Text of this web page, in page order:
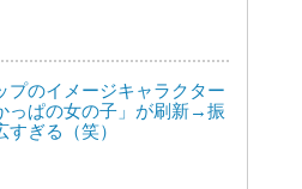
プのイメージキャラクター
っぱの女の子」が刷新→振
すぎる（笑）